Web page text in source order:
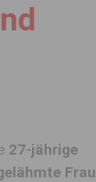
27-jährige
Frau